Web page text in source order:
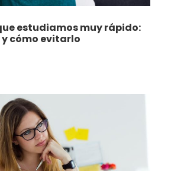
estudiamos muy rápido:
cómo evitarlo